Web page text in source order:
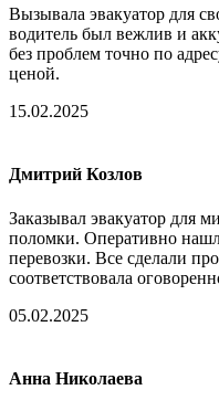
Вызывала эвакуатор для
водитель был вежлив и
без проблем точно по
ценой.
15.02.2025
Дмитрий Козлов
Заказывал эвакуатор для
поломки. Оперативно
перевозки. Все сделали
соответствовала
05.02.2025
Анна Николаева